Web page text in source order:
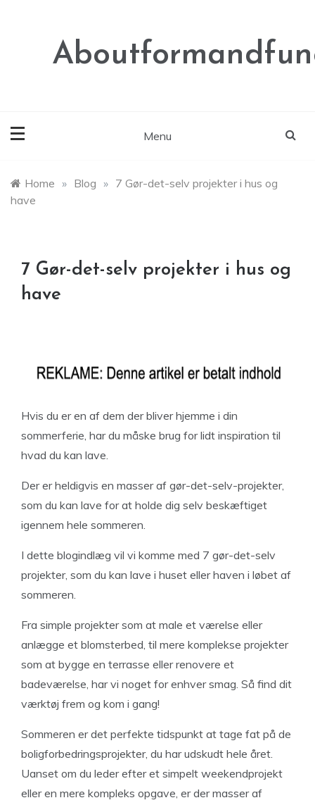
Menu
Home » Blog » 7 Gør-det-selv projekter i hus og
have
7 Gør-det-selv projekter i hus og
have
Hvis du er en af dem der bliver hjemme i din
sommerferie, har du måske brug for lidt inspiration til
hvad du kan lave.
Der er heldigvis en masser af gør-det-selv-projekter,
som du kan lave for at holde dig selv beskæftiget
igennem hele sommeren.
I dette blogindlæg vil vi komme med 7 gør-det-selv
projekter, som du kan lave i huset eller haven i løbet af
sommeren.
Fra simple projekter som at male et værelse eller
anlægge et blomsterbed, til mere komplekse projekter
som at bygge en terrasse eller renovere et
badeværelse, har vi noget for enhver smag. Så find dit
værktøj frem og kom i gang!
Sommeren er det perfekte tidspunkt at tage fat på de
boligforbedringsprojekter, du har udskudt hele året.
Uanset om du leder efter et simpelt weekendprojekt
eller en mere kompleks opgave, er der masser af